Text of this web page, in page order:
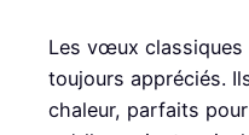
Les vœux
toujours appréciés.
chaleur, parfaits